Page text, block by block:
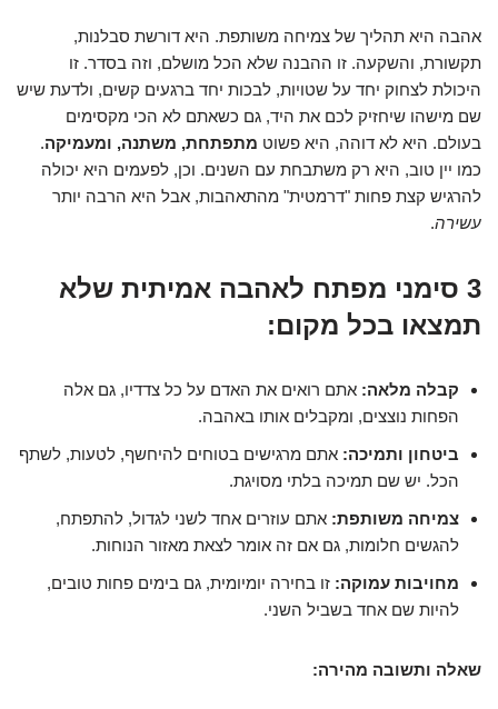
אהבה היא תהליך של צמיחה משותפת. היא דורשת סבלנות,
תקשורת, והשקעה. זו ההבנה שלא הכל מושלם, וזה בסדר. זו
היכולת לצחוק יחד על שטויות, לבכות יחד ברגעים קשים, ולדעת שיש
שם מישהו שיחזיק לכם את היד, גם כשאתם לא הכי מקסימים
בעולם. היא לא דוהה, היא פשוט מתפתחת, משתנה, ומעמיקה.
כמו יין טוב, היא רק משתבחת עם השנים. וכן, לפעמים היא יכולה
להרגיש קצת פחות "דרמטית" מהתאהבות, אבל היא הרבה יותר
עשירה.
3 סימני מפתח לאהבה אמיתית שלא
תמצאו בכל מקום:
קבלה מלאה: אתם רואים את האדם על כל צדדיו, גם אלה
הפחות נוצצים, ומקבלים אותו באהבה.
ביטחון ותמיכה: אתם מרגישים בטוחים להיחשף, לטעות, לשתף
הכל. יש שם תמיכה בלתי מסויגת.
צמיחה משותפת: אתם עוזרים אחד לשני לגדול, להתפתח,
להגשים חלומות, גם אם זה אומר לצאת מאזור הנוחות.
מחויבות עמוקה: זו בחירה יומיומית, גם בימים פחות טובים,
להיות שם אחד בשביל השני.
שאלה ותשובה מהירה: